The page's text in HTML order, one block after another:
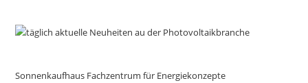
Sonnenkaufhaus Fachzentrum für Energiekonzepte